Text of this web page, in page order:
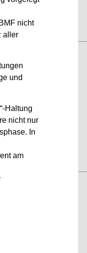
nicht
aller
und
Haltung
nicht nur
In
am